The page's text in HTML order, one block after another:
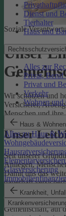
Dienst und
Tierhalter
Haus und
Alles zur
Privat, Beruf
Privat und
Verkehr
Wohnen und
Haus & Wohnen
Alles zu Haus &
Glasversicherung
Krankheit,
Soziale
Unser
Wir schützen und
Versicherer,
Menschen und
Unser
Seit unserer
Anliegen,
Damit uns das
dauerhaft
schützen wir das
Um einen
Gemeinschaft, auf